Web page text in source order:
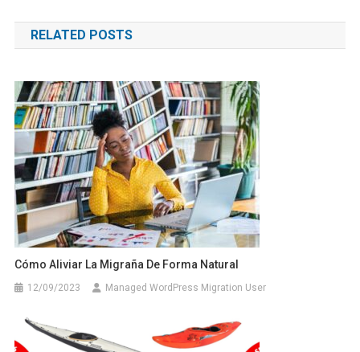
de
entradas
RELATED POSTS
Cómo Aliviar La Migraña De Forma Natural
12/09/2023 Managed WordPress Migration User